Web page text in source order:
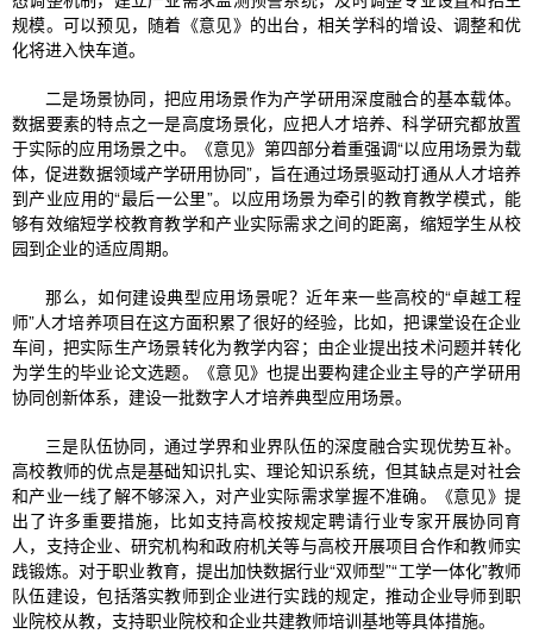
规模。可以预见，随着《意见》的出台，相关学科的增设、调整和优
化将进入快车道。
二是场景协同，把应用场景作为产学研用深度融合的基本载体。
数据要素的特点之一是高度场景化，应把人才培养、科学研究都放置
于实际的应用场景之中。《意见》第四部分着重强调“以应用场景为载
体，促进数据领域产学研用协同”，旨在通过场景驱动打通从人才培养
到产业应用的“最后一公里”。以应用场景为牵引的教育教学模式，能
够有效缩短学校教育教学和产业实际需求之间的距离，缩短学生从校
园到企业的适应周期。
那么，如何建设典型应用场景呢？近年来一些高校的“卓越工程
师”人才培养项目在这方面积累了很好的经验，比如，把课堂设在企业
车间，把实际生产场景转化为教学内容；由企业提出技术问题并转化
为学生的毕业论文选题。《意见》也提出要构建企业主导的产学研用
协同创新体系，建设一批数字人才培养典型应用场景。
三是队伍协同，通过学界和业界队伍的深度融合实现优势互补。
高校教师的优点是基础知识扎实、理论知识系统，但其缺点是对社会
和产业一线了解不够深入，对产业实际需求掌握不准确。《意见》提
出了许多重要措施，比如支持高校按规定聘请行业专家开展协同育
人，支持企业、研究机构和政府机关等与高校开展项目合作和教师实
践锻炼。对于职业教育，提出加快数据行业“双师型”“工学一体化”教师
队伍建设，包括落实教师到企业进行实践的规定，推动企业导师到职
业院校从教，支持职业院校和企业共建教师培训基地等具体措施。